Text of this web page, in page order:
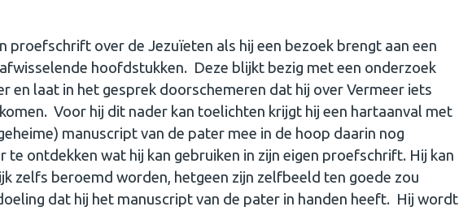
proefschrift over de Jezuïeten als hij een bezoek brengt aan een
hoofdstukken. Deze blijkt bezig met een onderzoek
en laat in het gesprek doorschemeren dat hij over Vermeer iets
Voor hij dit nader kan toelichten krijgt hij een hartaanval met
manuscript van de pater mee in de hoop daarin nog
ontdekken wat hij kan gebruiken in zijn eigen proefschrift. Hij kan
zelfs beroemd worden, hetgeen zijn zelfbeeld ten goede zou
dat hij het manuscript van de pater in handen heeft. Hij wordt